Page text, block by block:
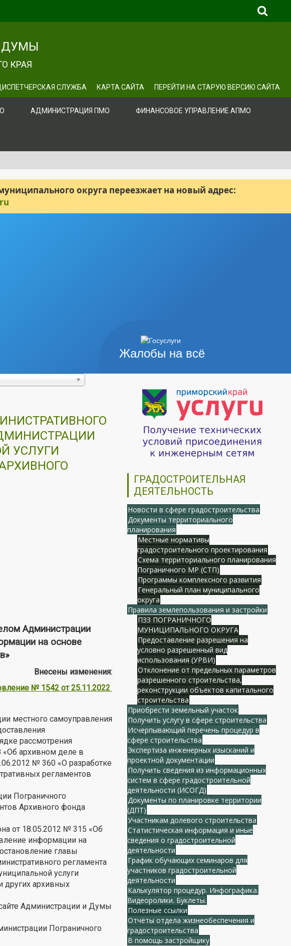
ДУМЫ
КРАЯ
СЛУЖБА КАРТА САЙТА ПЕРЕЙТИ НА СТАРУЮ ВЕРСИЮ САЙТА
АДМИНИСТРАЦИЯ ПМО ФИНАНСОВОЕ УПРАВЛЕНИЕ АПМО
округа переезжает на новый адрес:
Жалобы на всё
УСЛУГИ
Администрации
на основе
Внесены изменения:
№ 1542 от 25.11.2022
местного самоуправления
рассмотрения
архивном деле в
№ 360 «О разработке
регламентов
Пограничного
Архивного фонда
от 18.05.2012 № 315 «Об
информации на
главы
регламента
услуги
других архивных
Администрации и Думы
Пограничного
ГРАДОСТРОИТЕЛЬНАЯ
ДЕЯТЕЛЬНОСТЬ
Новости в сфере градостроительства
Документы территориального
планирования
Местные нормативы
градостроительного проектирования
Схема территориального планирования
Пограничного МР (СТП)
Программы комплексного развития
Генеральный план муниципального
округа
Правила землепользования и застройки
ПЗЗ ПОГРАНИЧНОГО
МУНИЦИПАЛЬНОГО ОКРУГА
Предоставление разрешения на
условно разрешенный вид
использования (УРВИ)
Отклонение от предельных параметров
разрешенного строительства,
реконструкции объектов капитального
строительства
Приобрести земельный участок
Получить услугу в сфере строительства
Исчерпывающий перечень процедур в
сфере строительства
Экспертиза инженерных изысканий и
проектной документации
Получить сведения из информационных
систем в сфере градостроительной
деятельности (ИСОГД)
Документы по планировке территории
(ДПТ)
Участникам долевого строительства
Статистическая информация и иные
сведения о градостроительной
деятельности
График обучающих семинаров для
участников градостроительной
деятельности
Калькулятор процедур. Инфографика.
Видеоролики. Буклеты.
Полезные ссылки
Отчёты отдела жизнеобеспечения и
градостроительства
В помощь застройщику